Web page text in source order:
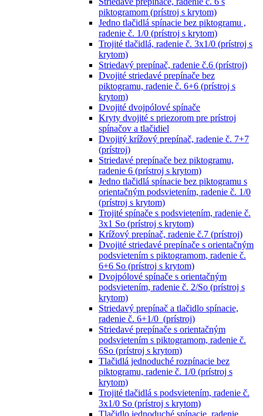
piktogramom (prístroj s krytom)
Jedno tlačidlá spínacie bez piktogramu ,
radenie č. 1/0 (prístroj s krytom)
Trojité tlačidlá, radenie č. 3x1/0 (prístroj s
krytom)
Striedavý prepínač, radenie č.6 (prístroj)
Dvojité striedavé prepínače bez
piktogramu, radenie č. 6+6 (prístroj s
krytom)
Dvojité dvojpólové spínače
Kryty dvojité s priezorom pre prístroj
spínačov a tlačidiel
Dvojitý krížový prepínač, radenie č. 7+7
(prístroj)
Striedavé prepínače bez piktogramu,
radenie 6 (prístroj s krytom)
Jedno tlačidlá spínacie bez piktogramu s
orientačným podsvietením, radenie č. 1/0
(prístroj s krytom)
Trojité spínače s podsvietením, radenie č.
3x1 So (prístroj s krytom)
Krížový prepínač, radenie č.7 (prístroj)
Dvojité striedavé prepínače s orientačným
podsvietením s piktogramom, radenie č.
6+6 So (prístroj s krytom)
Dvojpólové spínače s orientačným
podsvietením, radenie č. 2/So (prístroj s
krytom)
Striedavý prepínač a tlačidlo spínacie,
radenie č. 6+1/0 (prístroj)
Striedavé prepínače s orientačným
podsvietením s piktogramom, radenie č.
6So (prístroj s krytom)
Tlačidlá jednoduché rozpínacie bez
piktogramu, radenie č. 1/0 (prístroj s
krytom)
Trojité tlačidlá s podsvietením, radenie č.
3x1/0 So (prístroj s krytom)
Tlačidlo jednoduché spínacie, radenie